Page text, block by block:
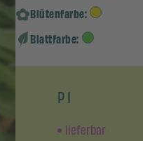
Blütenfarbe:
Blattfarbe:
P 1
lieferbar